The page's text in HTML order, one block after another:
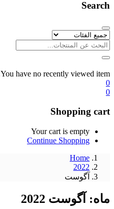
Search
You have no recently viewed item.
0
0
Shopping cart
Your cart is empty
Continue Shopping
Home
2022
آگوست
ماه: آگوست 2022